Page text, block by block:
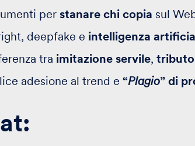
perstanare chi copia sul
deepfake e intelligenza
tra imitazione servile,tributo
adesione al trend e“Plagio” di